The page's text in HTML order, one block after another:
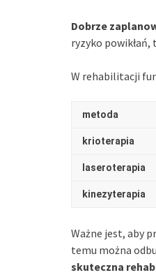
Dobrze
ryzyko
W rehabilitacji
metoda
krioterapia
laseroterapia
kinezyterapia
Ważne jest, aby
temu można
skuteczna